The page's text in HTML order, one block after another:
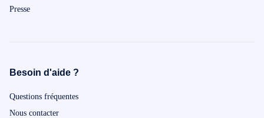
Presse
Besoin d'aide ?
Questions fréquentes
Nous contacter